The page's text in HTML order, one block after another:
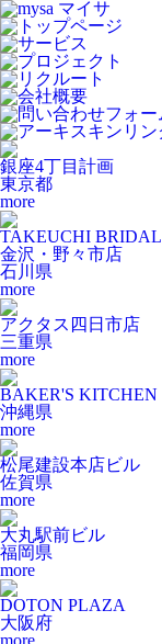
銀座4丁目計画
東京都
more
TAKEUCHI BRIDAL
金沢・野々市店
石川県
more
アクタス四日市店
三重県
more
BAKER'S KITCHEN
沖縄県
more
松尾建設本店ビル
佐賀県
more
大丸駅前ビル
福岡県
more
DOTON PLAZA
大阪府
more